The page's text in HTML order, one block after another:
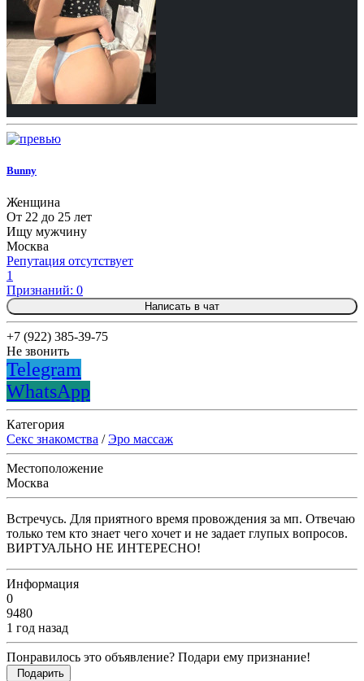
Bunny
Женщина
От 22 до 25 лет
Ищу мужчину
Москва
Репутация отсутствует
1
Признаний: 0
Написать в чат
+7 (922) 385-39-75
Не звонить
Telegram
WhatsApp
Категория
Секс знакомства /Эро массаж
Местоположение
Москва
Встречусь. Для приятного время провождения за мп. Отвечаю
только тем кто знает чего хочет и не задает глупых вопросов.
ВИРТУАЛЬНО НЕ ИНТЕРЕСНО!
Информация
0
9480
1 год назад
Понравилось это объявление? Подари ему признание!
Подарить